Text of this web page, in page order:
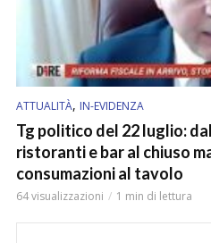
ATTUALITÀ, IN-EVIDENZA
Tg politico del 22 luglio:
ristoranti e bar al chiuso
consumazioni al tavolo
64 visualizzazioni 1 min di lettura